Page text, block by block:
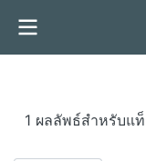
1 ผลลัพธ์สำหรับแ